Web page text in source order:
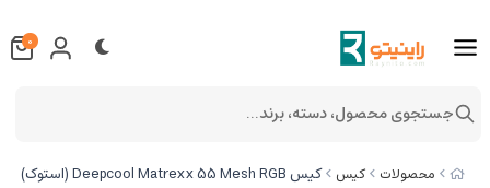
محصولات کیس
کیس Deepcool Matrexx 55 Mesh RGB (استوک)
0
جستجوی محصول، دسته، برند...